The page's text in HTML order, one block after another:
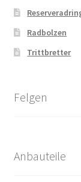
Radbolzen
Trittbretter
Felgen
Anbauteile